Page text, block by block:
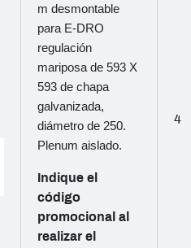
m desmontable
para E-DRO
regulación
mariposa de 593 X
593 de chapa
galvanizada,
diámetro de 250.
Plenum aislado.
Indique el
código
promocional al
realizar el
4